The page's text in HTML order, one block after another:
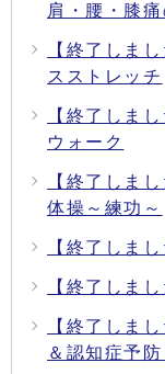
肩・腰・膝
【終了しま
スストレッチ
【終了しま
ウォーク
【終了しま
体操～練功～
【終了しま
【終了しま
【終了しま
＆認知症予防